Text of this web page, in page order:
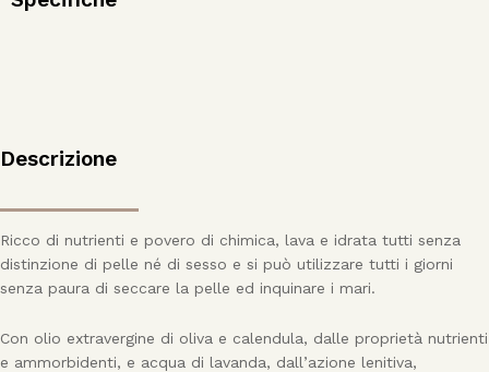
Descrizione
Ricco di nutrienti e povero di chimica, lava e idrata tutti senza
distinzione di pelle né di sesso e si può utilizzare tutti i giorni
senza paura di seccare la pelle ed inquinare i mari.
Con olio extravergine di oliva e calendula, dalle proprietà nutrienti
e ammorbidenti, e acqua di lavanda, dall’azione lenitiva,